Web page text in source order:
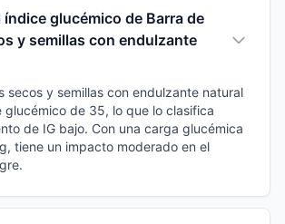
índice glucémico de Barra de
y semillas con endulzante
secos y semillas con endulzante natural
glucémico de 35, lo que lo clasifica
de IG bajo. Con una carga glucémica
tiene un impacto moderado en el